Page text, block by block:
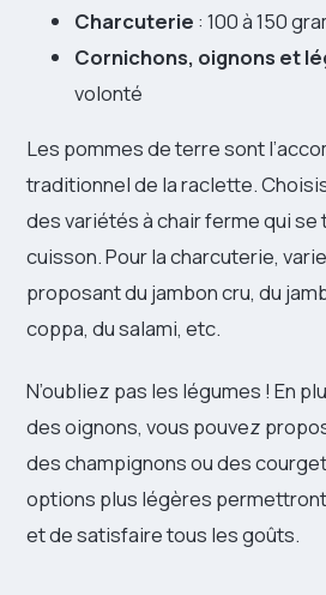
Charcuterie : 100 à 150
Cornichons, oignons et
volonté
Les pommes de terre sont
traditionnel de la raclette.
des variétés à chair ferme qui se
cuisson. Pour la charcuterie,
proposant du jambon cru, du
coppa, du salami, etc.
N’oubliez pas les légumes ! En
des oignons, vous pouvez
des champignons ou des
options plus légères
et de satisfaire tous les goûts.